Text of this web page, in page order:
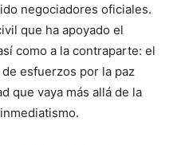
negociadores oficiales.
que ha apoyado el
como a la contraparte: el
de esfuerzos por la paz
que vaya más allá de la